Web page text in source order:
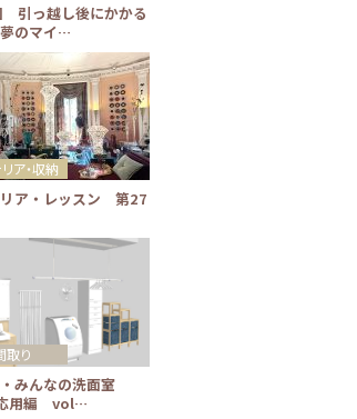
引っ越し後にかかる
のマイ…
ア・レッスン 第27
ア・収納
みんなの洗面室
応用編 vol…
取り